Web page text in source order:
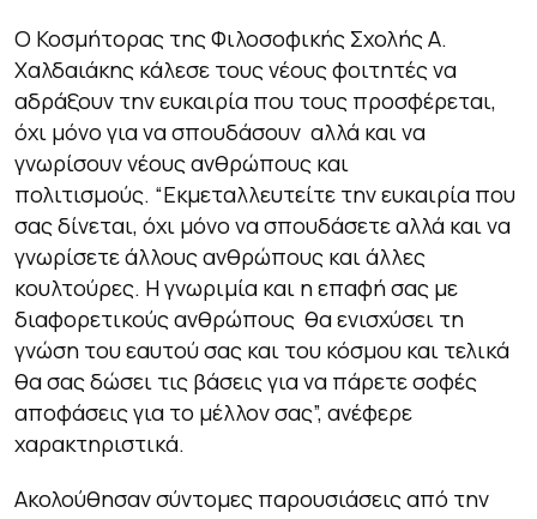
Ο Κοσμήτορας της Φιλοσοφικής Σχολής Α.
Χαλδαιάκης κάλεσε τους νέους φοιτητές να
αδράξουν την ευκαιρία που τους προσφέρεται,
όχι μόνο για να σπουδάσουν αλλά και να
γνωρίσουν νέους ανθρώπους και
πολιτισμούς. “Εκμεταλλευτείτε την ευκαιρία που
σας δίνεται, όχι μόνο να σπουδάσετε αλλά και να
γνωρίσετε άλλους ανθρώπους και άλλες
κουλτούρες. Η γνωριμία και η επαφή σας με
διαφορετικούς ανθρώπους θα ενισχύσει τη
γνώση του εαυτού σας και του κόσμου και τελικά
θα σας δώσει τις βάσεις για να πάρετε σοφές
αποφάσεις για το μέλλον σας”, ανέφερε
χαρακτηριστικά.
Ακολούθησαν σύντομες παρουσιάσεις από την